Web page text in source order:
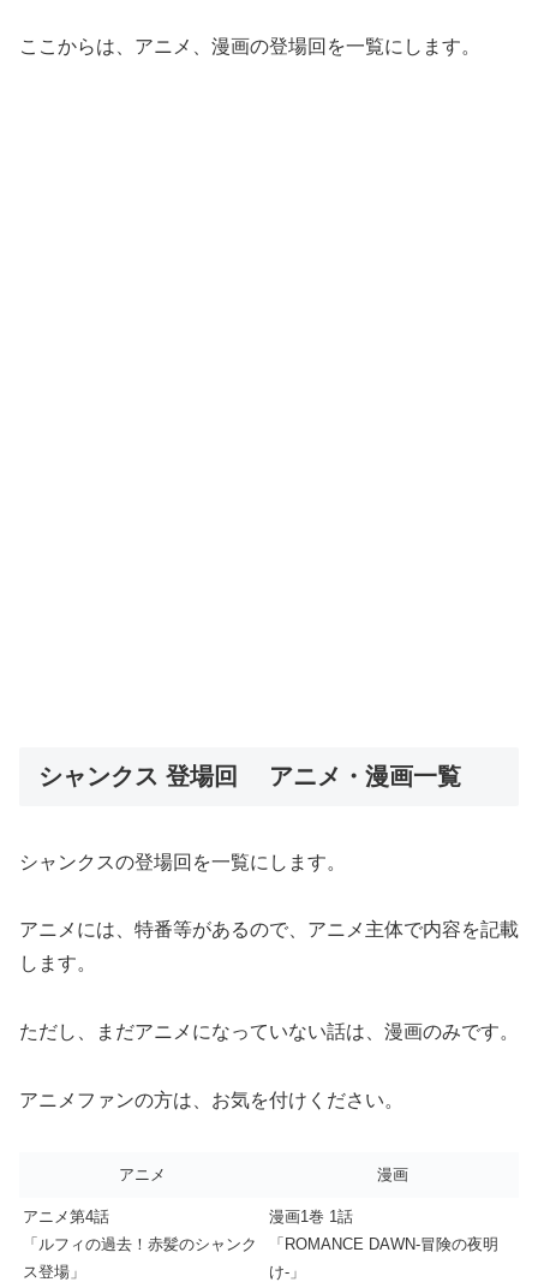
ここからは、アニメ、漫画の登場回を一覧にします。
シャンクス 登場回 アニメ・漫画一覧
シャンクスの登場回を一覧にします。
アニメには、特番等があるので、アニメ主体で内容を記載
します。
ただし、まだアニメになっていない話は、漫画のみです。
アニメファンの方は、お気を付けください。
アニメ 漫画
アニメ第4話
「ルフィの過去！赤髪のシャンク
ス登場」
漫画1巻 1話
「ROMANCE DAWN-冒険の夜明
け-」